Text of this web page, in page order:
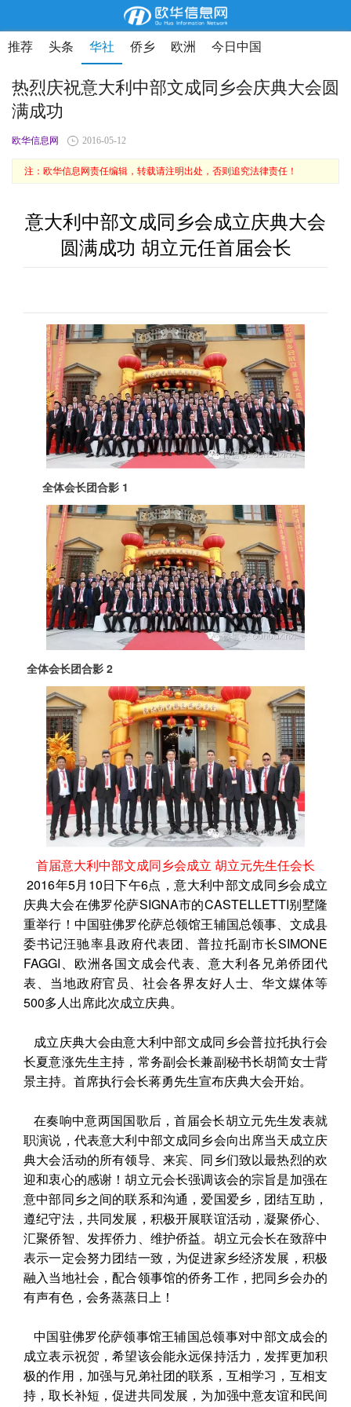
推荐 头条 华社 侨乡 欧洲 今日中国
热烈庆祝意大利中部文成同乡会庆典大会圆
满成功
欧华信息网 2016-05-12
注：欧华信息网责任编辑，转载请注明出处，否则追究法律责任！
意大利中部文成同乡会成立庆典大会
圆满成功 胡立元任首届会长
全体会长团合影 1
全体会长团合影 2
首届意大利中部文成同乡会成立 胡立元先生任会长
2016年5月10日下午6点，意大利中部文成同乡会成立
庆典大会在佛罗伦萨SIGNA市的CASTELLETTI别墅隆
重举行！中国驻佛罗伦萨总领馆王辅国总领事、文成县
委书记汪驰率县政府代表团、普拉托副市长SIMONE
FAGGI、欧洲各国文成会代表、意大利各兄弟侨团代
表、当地政府官员、社会各界友好人士、华文媒体等
500多人出席此次成立庆典。
成立庆典大会由意大利中部文成同乡会普拉托执行会
长夏意涨先生主持，常务副会长兼副秘书长胡简女士背
景主持。首席执行会长蒋勇先生宣布庆典大会开始。
在奏响中意两国国歌后，首届会长胡立元先生发表就
职演说，代表意大利中部文成同乡会向出席当天成立庆
典大会活动的所有领导、来宾、同乡们致以最热烈的欢
迎和衷心的感谢！胡立元会长强调该会的宗旨是加强在
意中部同乡之间的联系和沟通，爱国爱乡，团结互助，
遵纪守法，共同发展，积极开展联谊活动，凝聚侨心、
汇聚侨智、发挥侨力、维护侨益。胡立元会长在致辞中
表示一定会努力团结一致，为促进家乡经济发展，积极
融入当地社会，配合领事馆的侨务工作，把同乡会办的
有声有色，会务蒸蒸日上！
中国驻佛罗伦萨领事馆王辅国总领事对中部文成会的
成立表示祝贺，希望该会能永远保持活力，发挥更加积
极的作用，加强与兄弟社团的联系，互相学习，互相支
持，取长补短，促进共同发展，为加强中意友谊和民间